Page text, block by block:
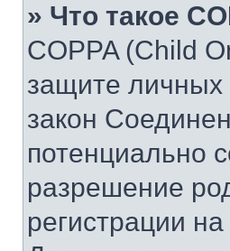
» Что такое
COPPA (Child
защите личных
закон
потенциально
разрешение
регистрации